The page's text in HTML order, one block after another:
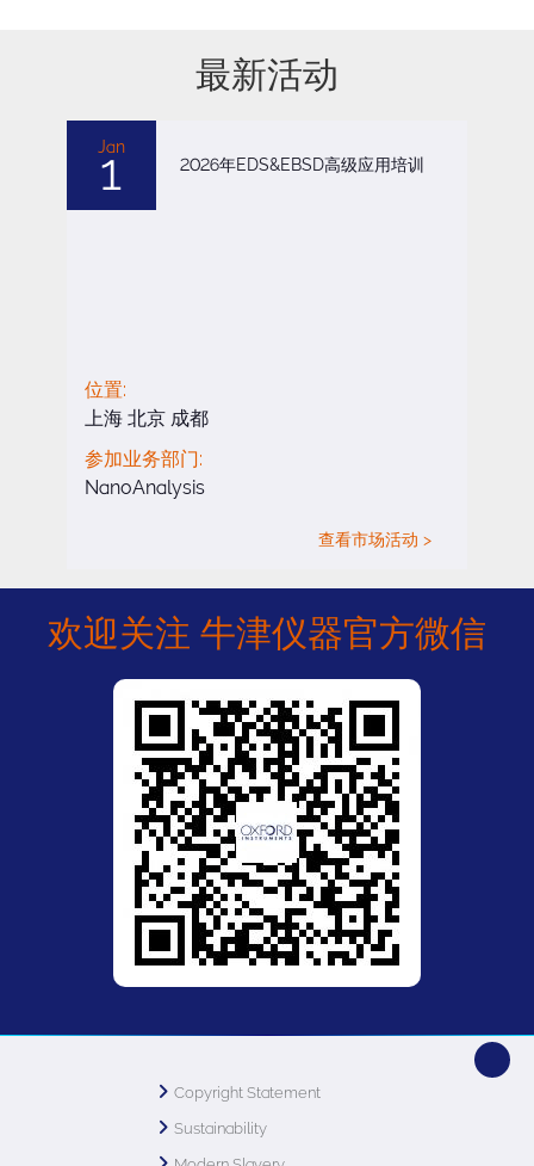
最新活动
Jan
1 2026年EDS&EBSD高级应用培训
位置:
上海 北京 成都
参加业务部门:
NanoAnalysis
查看市场活动 >
欢迎关注 牛津仪器官方微信
Copyright Statement
Sustainability